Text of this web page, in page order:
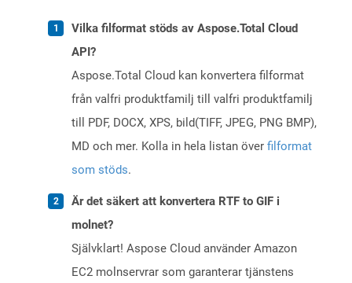
Vilka filformat stöds av Aspose.Total Cloud
API?
Aspose.Total Cloud kan konvertera filformat
från valfri produktfamilj till valfri produktfamilj
till PDF, DOCX, XPS, bild(TIFF, JPEG, PNG BMP),
MD och mer. Kolla in hela listan över filformat
som stöds.
Är det säkert att konvertera RTF to GIF i
molnet?
Självklart! Aspose Cloud använder Amazon
EC2 molnservrar som garanterar tjänstens